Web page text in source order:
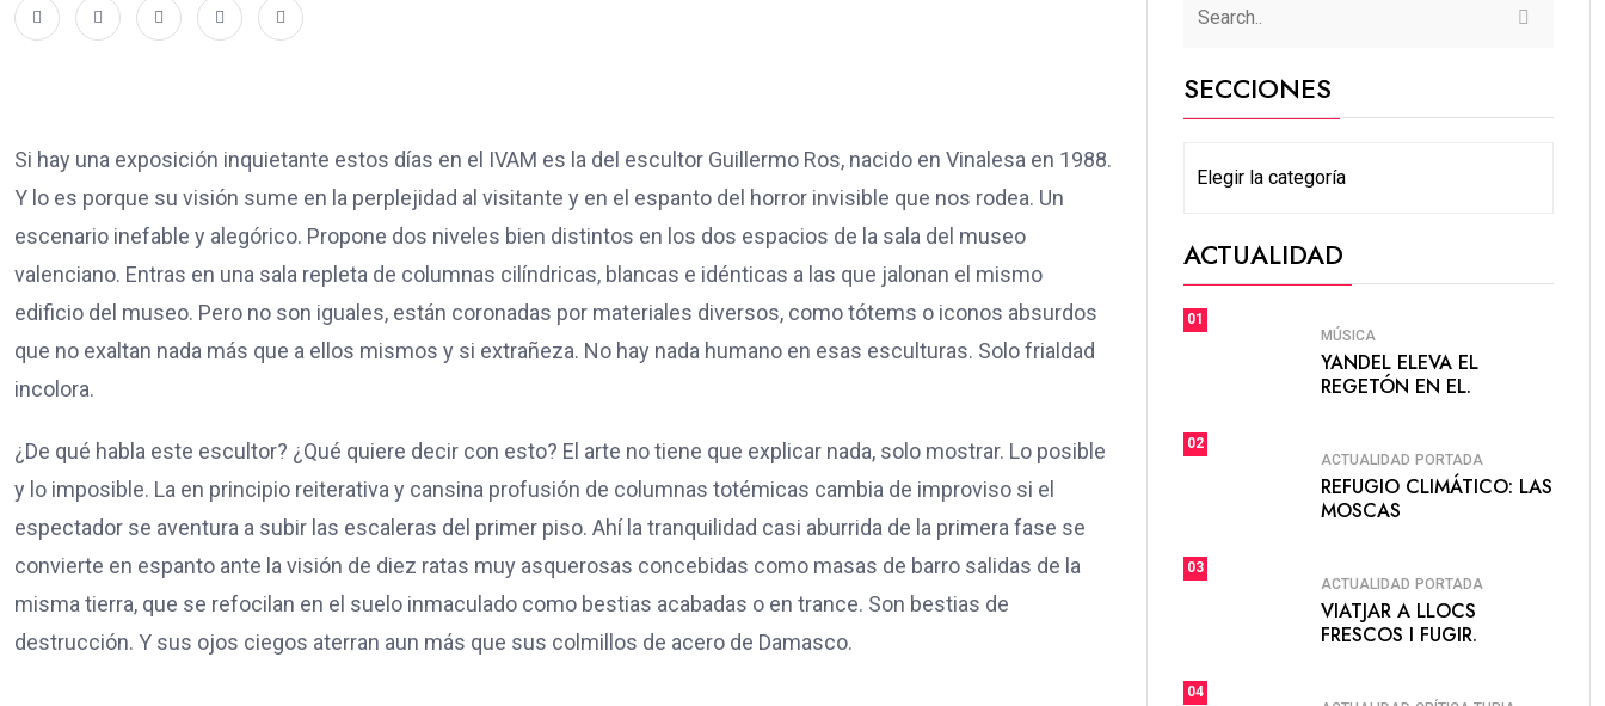
Si hay una exposición inquietante estos días en el IVAM es la del escultor Guillermo Ros, nacido en Vinalesa en 1988.
Y lo es porque su visión sume en la perplejidad al visitante y en el espanto del horror invisible que nos rodea. Un
escenario inefable y alegórico. Propone dos niveles bien distintos en los dos espacios de la sala del museo
valenciano. Entras en una sala repleta de columnas cilíndricas, blancas e idénticas a las que jalonan el mismo
edificio del museo. Pero no son iguales, están coronadas por materiales diversos, como tótems o iconos absurdos
que no exaltan nada más que a ellos mismos y si extrañeza. No hay nada humano en esas esculturas. Solo frialdad
incolora.
¿De qué habla este escultor? ¿Qué quiere decir con esto? El arte no tiene que explicar nada, solo mostrar. Lo posible
y lo imposible. La en principio reiterativa y cansina profusión de columnas totémicas cambia de improviso si el
espectador se aventura a subir las escaleras del primer piso. Ahí la tranquilidad casi aburrida de la primera fase se
convierte en espanto ante la visión de diez ratas muy asquerosas concebidas como masas de barro salidas de la
misma tierra, que se refocilan en el suelo inmaculado como bestias acabadas o en trance. Son bestias de
destrucción. Y sus ojos ciegos aterran aun más que sus colmillos de acero de Damasco.
SECCIONES
ACTUALIDAD
01
MÚSICA
YANDEL ELEVA EL
REGETÓN EN EL.
02
ACTUALIDAD PORTADA
REFUGIO CLIMÁTICO: LAS
MOSCAS
03
ACTUALIDAD PORTADA
VIATJAR A LLOCS
FRESCOS I FUGIR.
04